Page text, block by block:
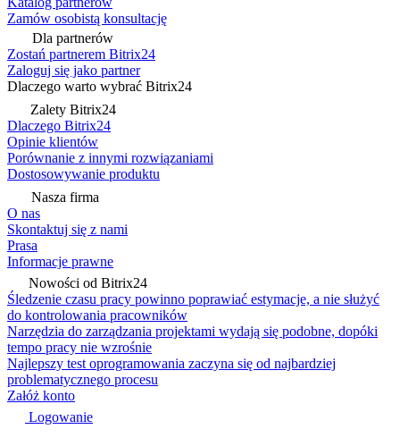
Zamów osobistą konsultację
Dla partnerów
Zostań partnerem Bitrix24
Zaloguj się jako partner
Dlaczego warto wybrać Bitrix24
Zalety Bitrix24
Dlaczego Bitrix24
Opinie klientów
Porównanie z innymi rozwiązaniami
Dostosowywanie produktu
Nasza firma
O nas
Skontaktuj się z nami
Prasa
Informacje prawne
Nowości od Bitrix24
Śledzenie czasu pracy powinno poprawiać estymacje, a nie służyć
do kontrolowania pracowników
Narzędzia do zarządzania projektami wydają się podobne, dopóki
tempo pracy nie wzrośnie
Najlepszy test oprogramowania zaczyna się od najbardziej
problematycznego procesu
Załóż konto
Logowanie